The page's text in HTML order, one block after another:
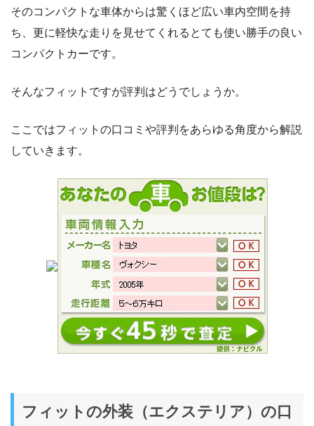
そのコンパクトな車体からは驚くほど広い車内空間を持
ち、更に軽快な走りを見せてくれるとても使い勝手の良い
コンパクトカーです。
そんなフィットですが評判はどうでしょうか。
ここではフィットの口コミや評判をあらゆる角度から解説
していきます。
フィットの外装（エクステリア）の口